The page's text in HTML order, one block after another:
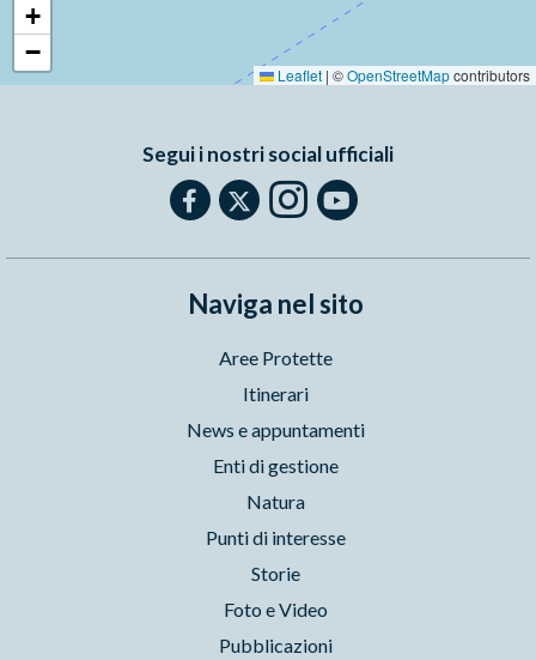
+
−
Leaflet | ©OpenStreetMapcontributors
Segui i nostri social ufficiali
Naviga nel sito
Aree Protette
Itinerari
News e appuntamenti
Enti di gestione
Natura
Punti di interesse
Storie
Foto e Video
Pubblicazioni